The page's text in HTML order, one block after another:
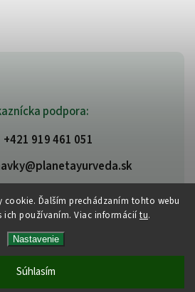
cookie. Ďalším prechádzaním tohto webu
ich používaním. Viac informácií tu.
Nastavenie
Súhlasím
podpora:
+421 919 461 051
PlanetAyurveda. Všetky práva vyhradené.
nastavenie cookies
| DesignShoptak.cz